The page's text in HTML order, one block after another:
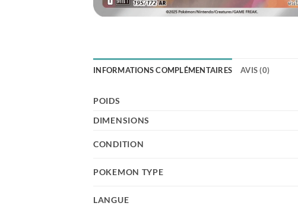
INFORMATIONS COMPLÉMENTAIRES AVIS (0)
POIDS
DIMENSIONS
CONDITION
POKEMON TYPE
LANGUE